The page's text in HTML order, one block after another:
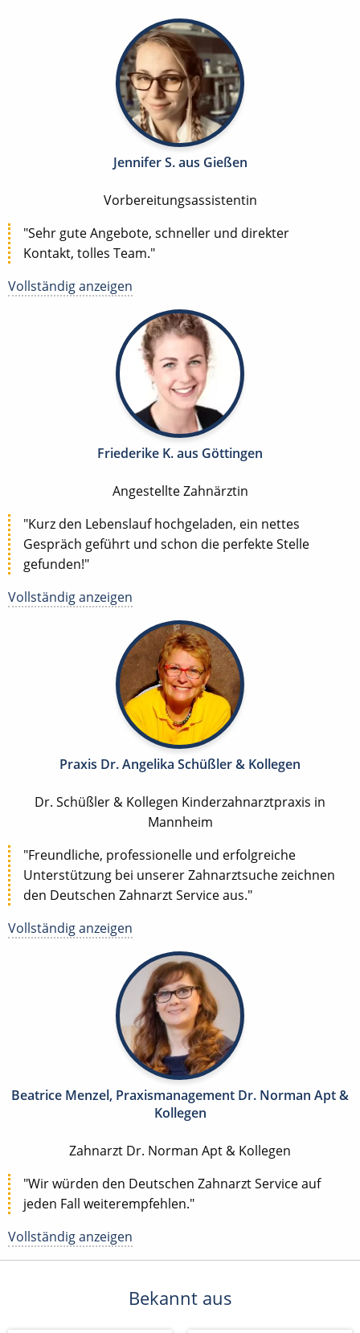
Jennifer S. aus Gießen
Vorbereitungsassistentin
"Sehr gute Angebote, schneller und direkter
Kontakt, tolles Team."
Vollständig anzeigen
Friederike K. aus Göttingen
Angestellte Zahnärztin
"Kurz den Lebenslauf hochgeladen, ein nettes
Gespräch geführt und schon die perfekte Stelle
gefunden!"
Vollständig anzeigen
Praxis Dr. Angelika Schüßler & Kollegen
Dr. Schüßler & Kollegen Kinderzahnarztpraxis in
Mannheim
"Freundliche, professionelle und erfolgreiche
Unterstützung bei unserer Zahnarztsuche zeichnen
den Deutschen Zahnarzt Service aus."
Vollständig anzeigen
Beatrice Menzel, Praxismanagement Dr. Norman Apt &
Kollegen
Zahnarzt Dr. Norman Apt & Kollegen
"Wir würden den Deutschen Zahnarzt Service auf
jeden Fall weiterempfehlen."
Vollständig anzeigen
Bekannt aus